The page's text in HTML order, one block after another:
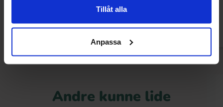
Tillåt alla
Anpassa
Andre kunne lide